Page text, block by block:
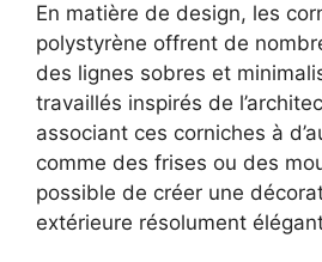
En matière de design, les
polystyrène offrent de
des lignes sobres et
travaillés inspirés de
associant ces corniches à
comme des frises ou des
possible de créer une
extérieure résolument